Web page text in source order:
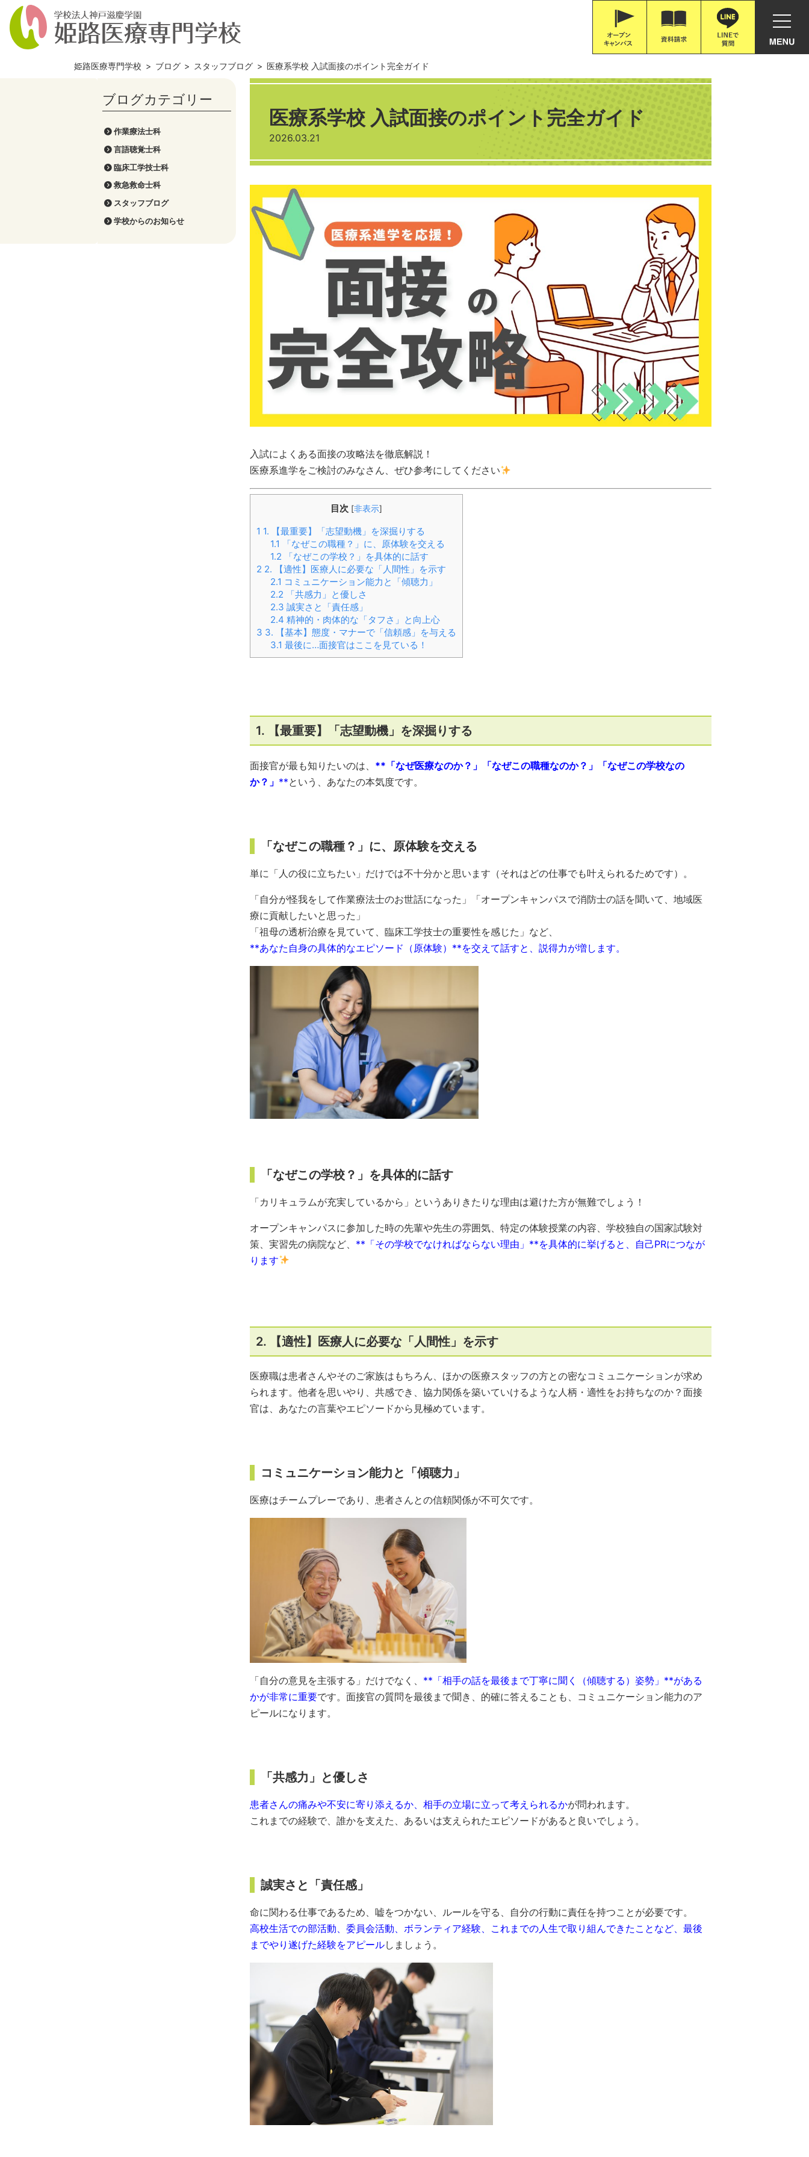
姫路医療専門学校 > ブログ > スタッフブログ > 医療系学校 入試面接のポイント完全ガイド
作業療法士科
言語聴覚士科
臨床工学技士科
救急救命士科
スタッフブログ
学校からのお知らせ
医療系学校 入試面接のポイント完全ガイド
2026.03.21
入試によくある面接の攻略法を徹底解説！
医療系進学をご検討のみなさん、ぜひ参考にしてください
目次 [非表示]
1 1. 【最重要】「志望動機」を深掘りする
1.1 「なぜこの職種？」に、原体験を交える
1.2 「なぜこの学校？」を具体的に話す
2 2. 【適性】医療人に必要な「人間性」を示す
2.1 コミュニケーション能力と「傾聴力」
2.2 「共感力」と優しさ
2.3 誠実さと「責任感」
2.4 精神的・肉体的な「タフさ」と向上心
3 3. 【基本】態度・マナーで「信頼感」を与える
3.1 最後に…面接官はここを見ている！
1. 【最重要】「志望動機」を深掘りする
面接官が最も知りたいのは、 **「なぜ医療なのか？」「なぜこの職種なのか？」「なぜこの学校なの
か？」 **という、あなたの本気度です。
「なぜこの職種？」に、原体験を交える
単に「人の役に立ちたい」だけでは不十分かと思います（それはどの仕事でも叶えられるためです）。
「自分が怪我をして作業療法士のお世話になった」「オープンキャンパスで消防士の話を聞いて、地域医
療に貢献したいと思った」
「祖母の透析治療を見ていて、臨床工学技士の重要性を感じた」など、
**あなた自身の具体的なエピソード（原体験）**を交えて話すと、説得力が増します。
「なぜこの学校？」を具体的に話す
「カリキュラムが充実しているから」というありきたりな理由は避けた方が無難でしょう！
オープンキャンパスに参加した時の先輩や先生の雰囲気、特定の体験授業の内容、学校独自の国家試験対
策、実習先の病院など、 **「その学校でなければならない理由」**を具体的に挙げると、自己PRにつなが
ります
2. 【適性】医療人に必要な「人間性」を示す
医療職は患者さんやそのご家族はもちろん、ほかの医療スタッフの方との密なコミュニケーションが求め
られます。他者を思いやり、共感でき、協力関係を築いていけるような人柄・適性をお持ちなのか？面接
官は、あなたの言葉やエピソードから見極めています。
コミュニケーション能力と「傾聴力」
医療はチームプレーであり、患者さんとの信頼関係が不可欠です。
「自分の意見を主張する」だけでなく、 **「相手の話を最後まで丁寧に聞く（傾聴する）姿勢」**がある
かが非常に重要です。面接官の質問を最後まで聞き、的確に答えることも、コミュニケーション能力のア
ピールになります。
「共感力」と優しさ
患者さんの痛みや不安に寄り添えるか、相手の立場に立って考えられるかが問われます。
これまでの経験で、誰かを支えた、あるいは支えられたエピソードがあると良いでしょう。
誠実さと「責任感」
命に関わる仕事であるため、嘘をつかない、ルールを守る、自分の行動に責任を持つことが必要です。
高校生活での部活動、委員会活動、ボランティア経験、これまでの人生で取り組んできたことなど、最後
までやり遂げた経験をアピールしましょう。